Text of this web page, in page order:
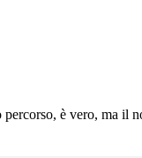
è vero, ma il